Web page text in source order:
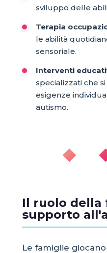
sviluppo delle
Terapia
le abilità
sensoriale.
Interventi
specializzati che
esigenze
autismo.
◆
Il ruolo della
supporto
Le famiglie